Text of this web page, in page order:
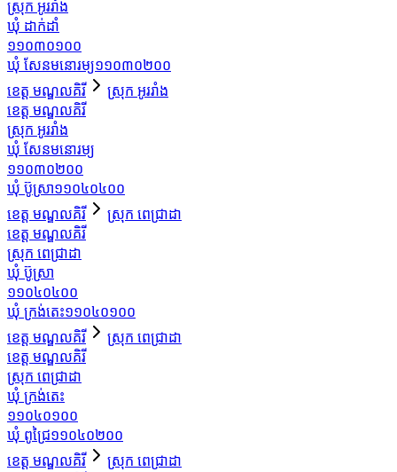
ស្រុក អូររាំង
ឃុំ ដាក់ដាំ
១១០៣០១០០
ឃុំ សែនមនោរម្យ១១០៣០២០០
ខេត្ត មណ្ឌលគិរី
ស្រុក អូររាំង
ខេត្ត មណ្ឌលគិរី
ស្រុក អូររាំង
ឃុំ សែនមនោរម្យ
១១០៣០២០០
ឃុំ ប៊ូស្រា១១០៤០៤០០
ខេត្ត មណ្ឌលគិរី
ស្រុក ពេជ្រាដា
ខេត្ត មណ្ឌលគិរី
ស្រុក ពេជ្រាដា
ឃុំ ប៊ូស្រា
១១០៤០៤០០
ឃុំ ក្រង់តេះ១១០៤០១០០
ខេត្ត មណ្ឌលគិរី
ស្រុក ពេជ្រាដា
ខេត្ត មណ្ឌលគិរី
ស្រុក ពេជ្រាដា
ឃុំ ក្រង់តេះ
១១០៤០១០០
ឃុំ ពូជ្រៃ១១០៤០២០០
ខេត្ត មណ្ឌលគិរី
ស្រុក ពេជ្រាដា